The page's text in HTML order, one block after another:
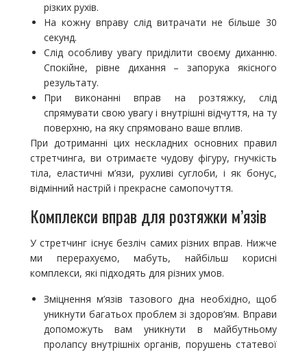
різких рухів.
На кожну вправу слід витрачати не більше 30
секунд.
Слід особливу увагу приділити своєму диханню.
Спокійне, рівне дихання – запорука якісного
результату.
При виконанні вправ на розтяжку, слід
спрямувати свою увагу і внутрішні відчуття, на ту
поверхню, на яку спрямовано ваше вплив.
При дотриманні цих нескладних основних правил
стретчинга, ви отримаєте чудову фігуру, гнучкість
тіла, еластичні м’язи, рухливі суглоби, і як бонус,
відмінний настрій і прекрасне самопочуття.
Комплекси вправ для розтяжки м’язів
У стретчинг існує безліч самих різних вправ. Нижче
ми перерахуємо, мабуть, найбільш корисні
комплекси, які підходять для різних умов.
Зміцнення м’язів тазового дна необхідно, щоб
уникнути багатьох проблем зі здоров’ям. Вправи
допоможуть вам уникнути в майбутньому
пролапсу внутрішніх органів, порушень статевої